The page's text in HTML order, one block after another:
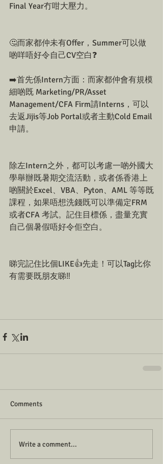
Final Year冇咁大壓力。
🤔而家都仲未有Offer，Summer可以做
啲咩唔好令自己CV空白❓
➡️首先係Intern方面：而家都仲會有規模
細啲既 Marketing/PR/Asset
Management/CFA Firm請Interns，可以
去返Jijis等Job Portal或者主動Cold Email
申請。
除左Intern之外，都可以考慮一啲外國大
學舉辦既暑期交流活動，或者係香港上
啲關於Excel、VBA、Pyton、AML 等等既
課程，如果唔想洗錢既可以準備定FRM
或者CFA 考試。記住目標係，盡量充實
自己個暑假唔好令佢空白。
睇完記住比個LIKE👍先走！可以Tag比你
有需要既朋友睇‼️
Comments
Write a comment...